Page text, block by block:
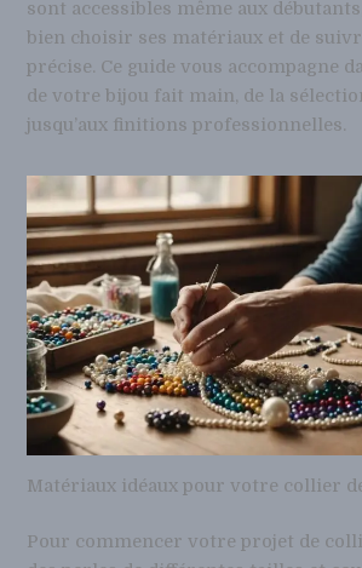
sont accessibles même aux
bien choisir ses matériaux et de
précise. Ce guide vous accompagne
de votre bijou fait main, de la
jusqu’aux finitions professionnelles.
Matériaux idéaux pour votre collier
Pour commencer votre projet de